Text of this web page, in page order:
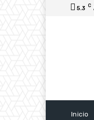
5.3 C
Inicio